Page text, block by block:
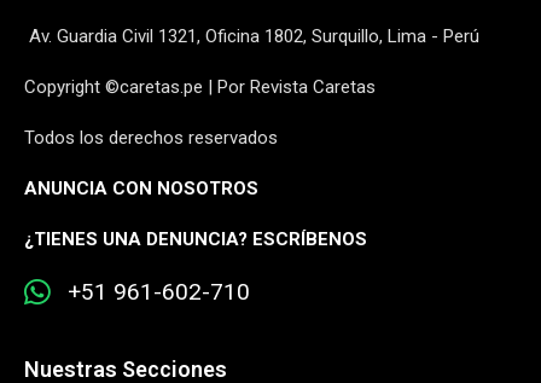
Av. Guardia Civil 1321, Oficina 1802, Surquillo, Lima - Perú
Copyright ©caretas.pe | Por Revista Caretas
Todos los derechos reservados
ANUNCIA CON NOSOTROS
¿TIENES UNA DENUNCIA? ESCRÍBENOS
+51 961-602-710
Nuestras Secciones